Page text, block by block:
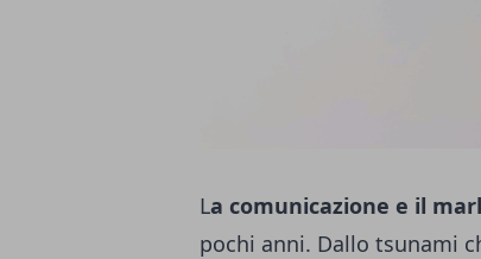
La comunicazione e il
pochi anni. Dallo tsunami